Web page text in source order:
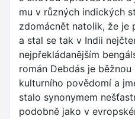
mu v různých indických
zdomácnět natolik, že je
a stal se tak v Indii
nejpřekládanějším
román Debdás je
kulturního povědomí a
stalo synonymem
podobně jako v